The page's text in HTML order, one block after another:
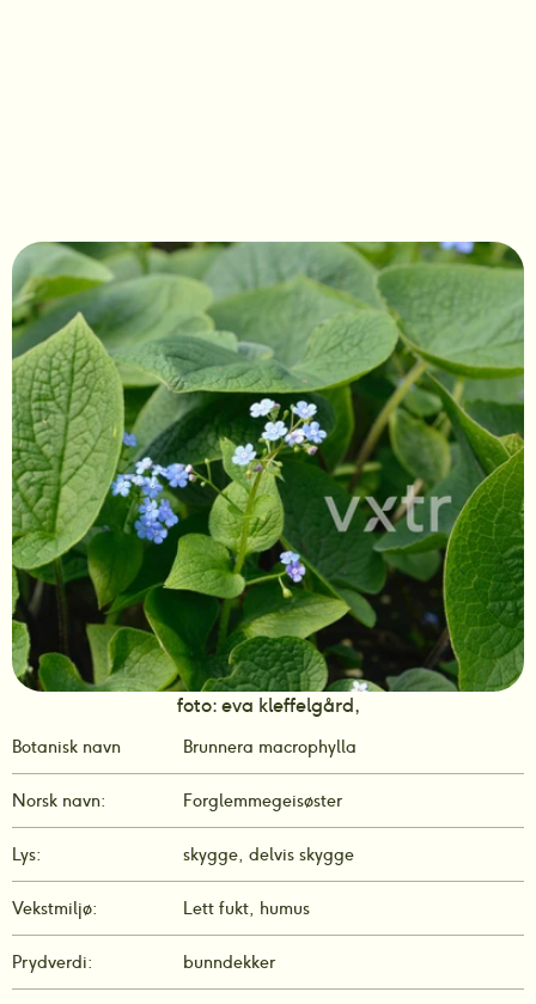
Botanisk navn Brunnera macrophylla
Norsk navn: Forglemmegeisøster
Lys: skygge, delvis skygge
Vekstmiljø: Lett fukt, humus
Prydverdi: bunndekker
foto: eva kleffelgård,